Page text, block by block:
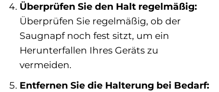
Überprüfen Sie den Halt regelmäßig:
Überprüfen Sie regelmäßig, ob der
Saugnapf noch fest sitzt, um ein
Herunterfallen Ihres Geräts zu
vermeiden.
Entfernen Sie die Halterung bei Bedarf: